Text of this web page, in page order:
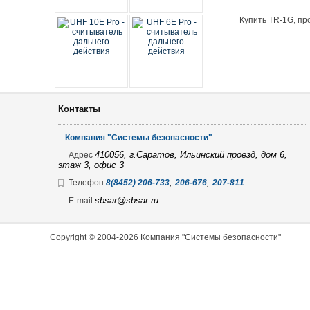
Разблокировщики
Турникеты и ограждения
Калитки
Ограждения прохода
Турникеты скоростные
Шериф-банк
Шлагбаумы
ZKTeco
СМК
Ультразвуковые
STA-RCH
Астра-Прайм
Астра-Р
Астра-РИ-М
Лидер-Р
Купить TR-1G,
Контакты
Компания "Системы безопасности"
Адрес 410056, г.Саратов, Ильинский проезд, дом 6,
этаж 3, офис 3
Телефон 8(8452) 206-733, 206-676, 207-811
E-mail sbsar@sbsar.ru
Copyright © 2004-2026 Компания "Системы безопасности"